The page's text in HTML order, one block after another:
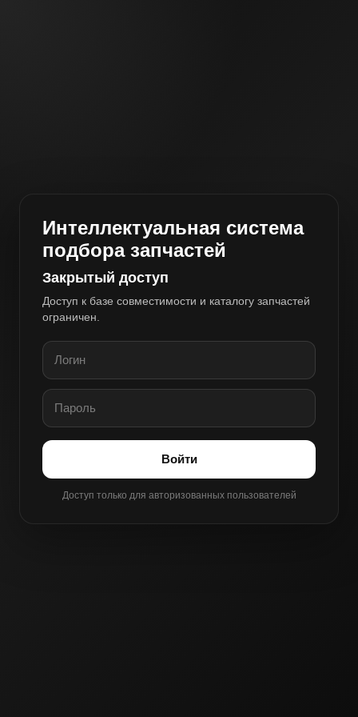
Интеллектуальная система
подбора запчастей
Закрытый доступ
Доступ к базе совместимости и каталогу запчастей
ограничен.
Войти
Доступ только для авторизованных пользователей